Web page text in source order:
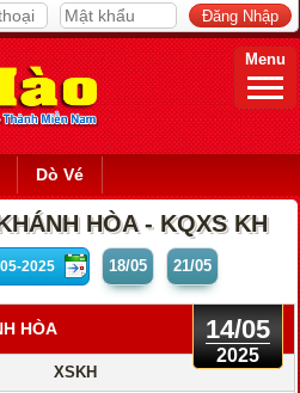
Menu
Dò Vé
HÒA - KQXS KH
18/05 21/05
HÒA 14/05
2025
XSKH